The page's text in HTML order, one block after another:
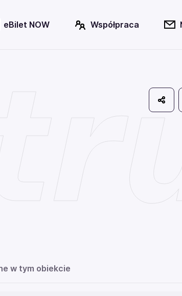
eBilet NOW Współpraca
w tym obiekcie